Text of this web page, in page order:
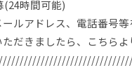
(24時間可能)
ルアドレス、電話番号等
だきましたら、こちらよ